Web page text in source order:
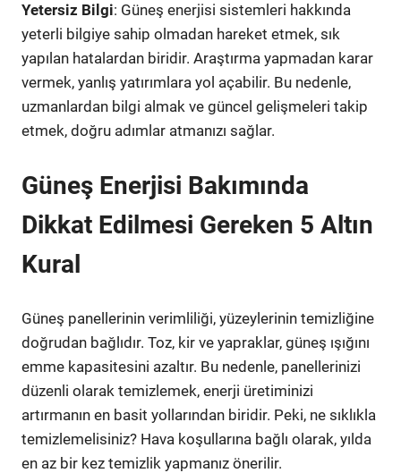
Yetersiz Bilgi: Güneş enerjisi sistemleri hakkında
yeterli bilgiye sahip olmadan hareket etmek, sık
yapılan hatalardan biridir. Araştırma yapmadan karar
vermek, yanlış yatırımlara yol açabilir. Bu nedenle,
uzmanlardan bilgi almak ve güncel gelişmeleri takip
etmek, doğru adımlar atmanızı sağlar.
Güneş Enerjisi Bakımında
Dikkat Edilmesi Gereken 5 Altın
Kural
Güneş panellerinin verimliliği, yüzeylerinin temizliğine
doğrudan bağlıdır. Toz, kir ve yapraklar, güneş ışığını
emme kapasitesini azaltır. Bu nedenle, panellerinizi
düzenli olarak temizlemek, enerji üretiminizi
artırmanın en basit yollarından biridir. Peki, ne sıklıkla
temizlemelisiniz? Hava koşullarına bağlı olarak, yılda
en az bir kez temizlik yapmanız önerilir.